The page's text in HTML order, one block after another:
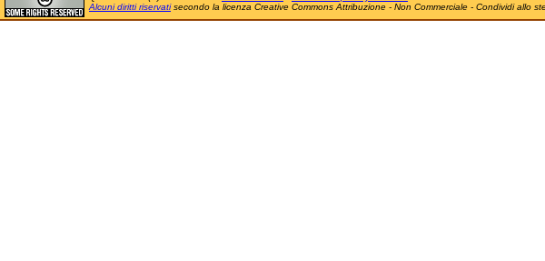
Alcuni diritti riservatisecondo la licenza Creative Commons Attribuzione - Non Commerciale - Condividi allo